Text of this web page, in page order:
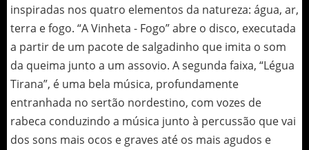
inspiradas nos quatro elementos da natureza: água, ar,
terra e fogo. “A Vinheta - Fogo” abre o disco, executada
a partir de um pacote de salgadinho que imita o som
da queima junto a um assovio. A segunda faixa, “Légua
Tirana”, é uma bela música, profundamente
entranhada no sertão nordestino, com vozes de
rabeca conduzindo a música junto à percussão que vai
dos sons mais ocos e graves até os mais agudos e